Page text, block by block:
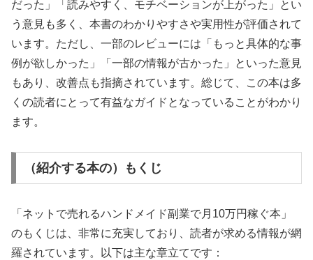
だった」「読みやすく、モチベーションが上がった」とい
う意見も多く、本書のわかりやすさや実用性が評価されて
います。ただし、一部のレビューには「もっと具体的な事
例が欲しかった」「一部の情報が古かった」といった意見
もあり、改善点も指摘されています。総じて、この本は多
くの読者にとって有益なガイドとなっていることがわかり
ます。
（紹介する本の）もくじ
「ネットで売れるハンドメイド副業で月10万円稼ぐ本」
のもくじは、非常に充実しており、読者が求める情報が網
羅されています。以下は主な章立てです：